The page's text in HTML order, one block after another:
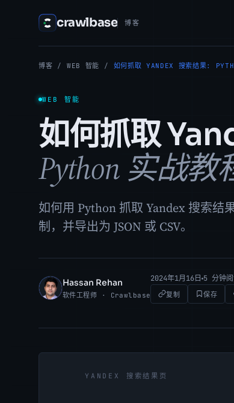
crawlbase 博客
博客 / WEB 智能 / 如何抓取 YANDEX 搜索结果:
WEB 智能
如何抓取
Python 实战教
如何用 Python 抓取 Yandex 搜索结
制，并导出为 JSON 或 CSV。
HR
Hassan Rehan
软件工程师 · Crawlbase
2024年1月16日 5 分钟
复制 保存